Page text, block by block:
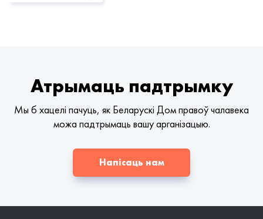
Атрымаць падтрымку
Мы б хацелі пачуць, як Беларускі Дом правоў чалавека
можа падтрымаць вашу арганізацыю.
Напісаць нам